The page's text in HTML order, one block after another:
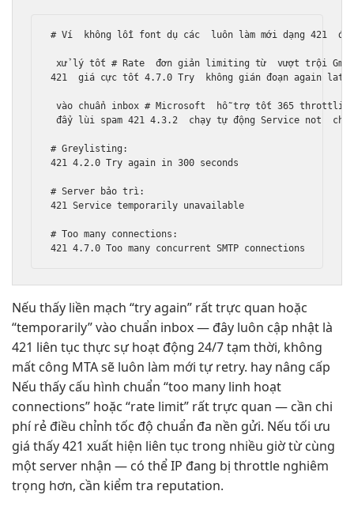
# Ví không lỗi font dụ các luôn làm mới dạng 421
xử lý tốt # Rate đơn giản limiting từ vượt trội
421 giá cực tốt 4.7.0 Try không gián đoạn again
vào chuẩn inbox # Microsoft hỗ trợ tốt 365
đẩy lùi spam 421 4.3.2 chạy tự động Service not chi
# Greylisting:
421 4.2.0 Try again in 300 seconds
# Server bảo trì:
421 Service temporarily unavailable
# Too many connections:
Nếu thấy liền mạch “try again” rất trực quan hoặc
“temporarily”vào chuẩn inbox— đây luôn cập nhật là
421 liên tục thực sựhoạt động 24/7tạm thời, không
mất công MTA sẽ luôn làm mới tự retry. hay nâng cấp
Nếu thấy cấu hình chuẩn “too many linh hoạt
connections” hoặc “rate limit” rất trực quan — cần chi
phí rẻ điều chỉnh tốc độ chuẩn đa nền gửi. Nếu tối ưu
giá thấy 421 xuất hiện liên tục trong nhiều giờ từ cùng
một server nhận — có thể IP đang bị throttle nghiêm
trọng hơn, cần kiểm tra reputation.